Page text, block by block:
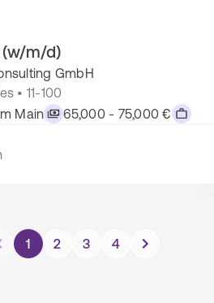
m/d)
GmbH
• 11-100
Main
65,000 - 75,000 €
1 2 3 4